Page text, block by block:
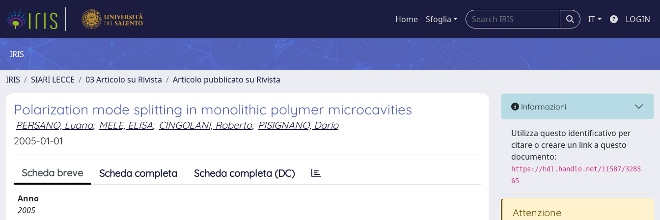
Home Sfoglia IT LOGIN
IRIS
IRIS SIARI LECCE 03 Articolo su Rivista Articolo pubblicato su Rivista
Polarization mode splitting in monolithic polymer microcavities
PERSANO, Luana; MELE, ELISA; CINGOLANI, Roberto; PISIGNANO, Dario
2005-01-01
Scheda breve Scheda completa Scheda completa (DC)
Anno
2005
Informazioni
Utilizza questo identificativo per
citare o creare un link a questo
documento:
https://hdl.handle.net/11587/3283
65
Attenzione